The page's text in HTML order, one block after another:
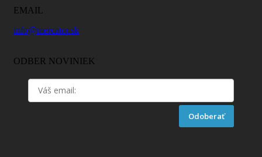
EMAIL
info@mercator.sk
ODBER NOVINIEK
Odoberať